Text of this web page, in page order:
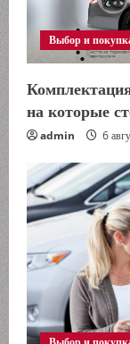
Выбор и
на которые
admin 6